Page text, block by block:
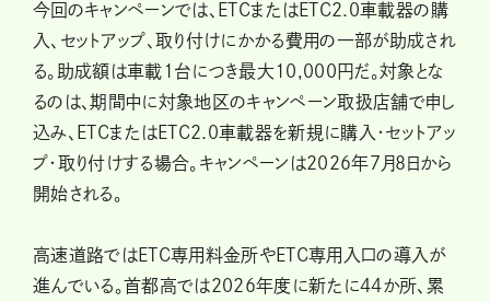
今回のキャンペーンでは、ETCまたはETC2.0車載器の購
入、セットアップ、取り付けにかかる費用の一部が助成され
る。助成額は車載1台につき最大10,000円だ。対象とな
るのは、期間中に対象地区のキャンペーン取扱店舗で申し
込み、ETCまたはETC2.0車載器を新規に購入・セットアッ
プ・取り付けする場合。キャンペーンは2026年7月8日から
開始される。
高速道路ではETC専用料金所やETC専用入口の導入が
進んでいる。首都高では2026年度に新たに44か所、累